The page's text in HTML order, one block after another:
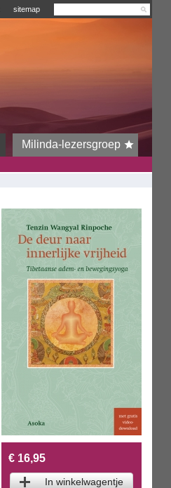
sitemap
Milinda-lezersgroep
€ 16,95
In winkelwagentje